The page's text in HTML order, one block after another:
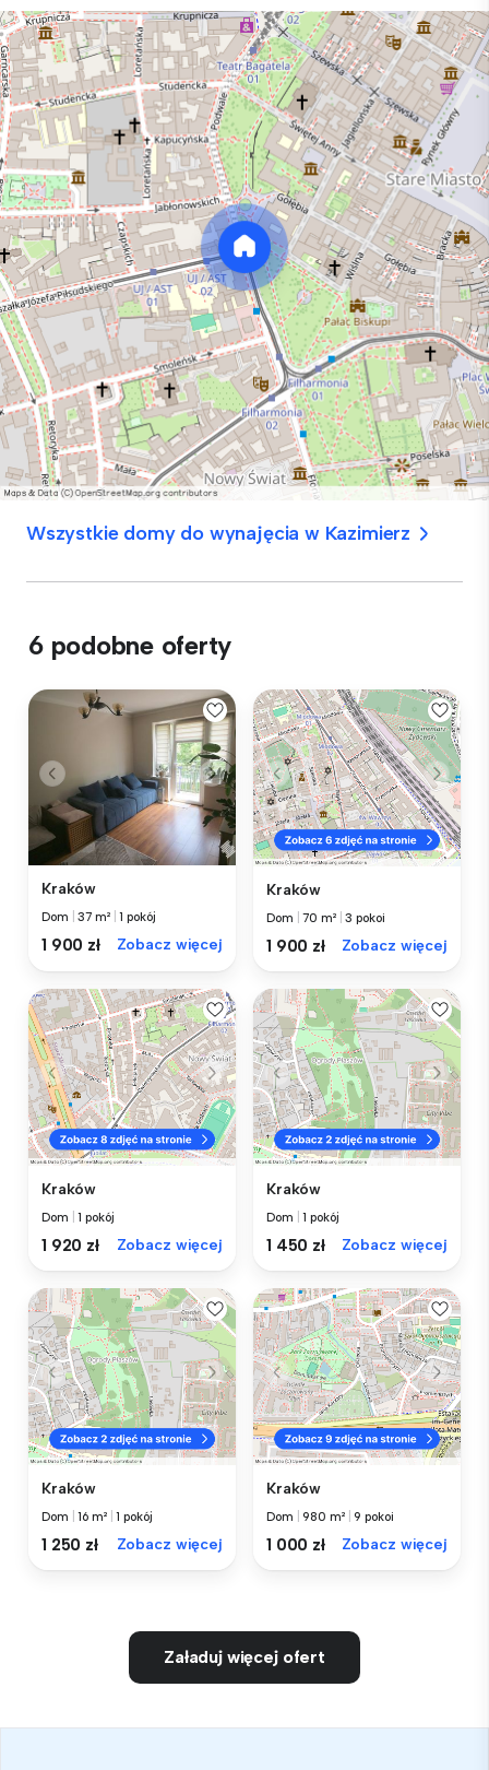
Wszystkie domy do wynajęcia w Kazimierz
6 podobne oferty
Kraków
Dom |37 m² |1 pokój
1 900 zł Zobacz więcej
Kraków
Dom |70 m² |3 pokoi
1 900 zł Zobacz więcej
Kraków
Dom |1 pokój
1 920 zł Zobacz więcej
Kraków
Dom |1 pokój
1 450 zł Zobacz więcej
Kraków
Dom |16 m² |1 pokój
1 250 zł Zobacz więcej
Kraków
Dom |980 m² |9 pokoi
1 000 zł Zobacz więcej
Załaduj więcej ofert